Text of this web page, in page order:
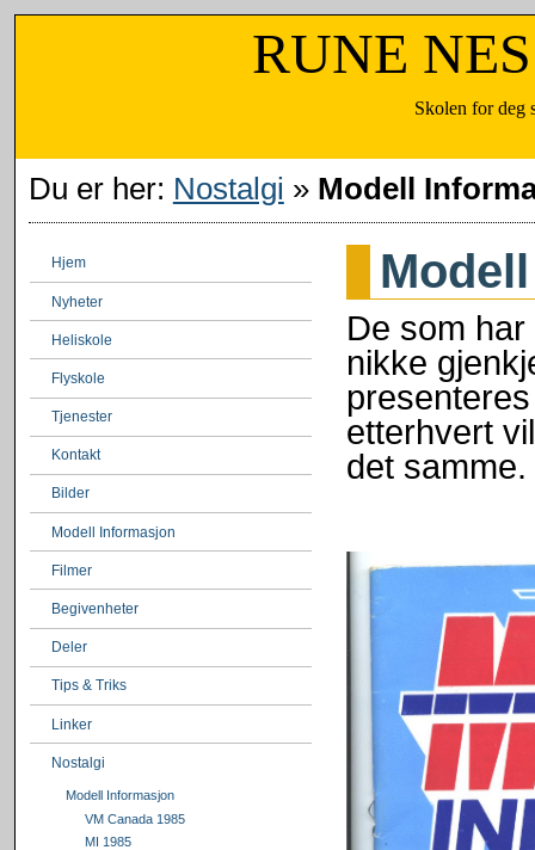
RUNE
Skolen for deg som vil
Du er her: Nostalgi » Modell
Hjem
Nyheter
Heliskole
Flyskole
Tjenester
Kontakt
Bilder
Modell Informasjon
Filmer
Begivenheter
Deler
Tips & Triks
Linker
Nostalgi
Modell Informasjon
VM Canada 1985
MI 1985
De som
nikke
etterhvert
det